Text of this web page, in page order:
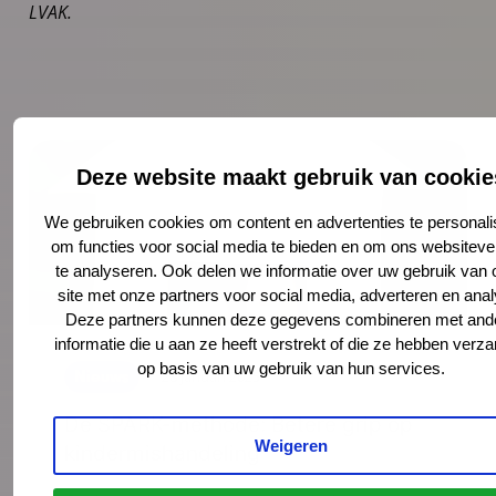
Deze website maakt gebruik van
We gebruiken cookies om content en advertenties te
om functies voor social media te bieden en om ons
te analyseren. Ook delen we informatie over uw gebruik van
site met onze partners voor social media, adverteren en
Deze partners kunnen deze gegevens combineren met
informatie die u aan ze heeft verstrekt of die ze hebben
op basis van uw gebruik van hun services.
Weigeren
LVAK.
28 januari 2025
De SPARK-methode: Betere grip op
kindermishandeling